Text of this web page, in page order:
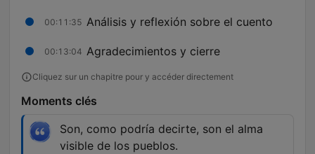
00:11:35 Análisis y reflexión sobre el cuento
00:13:04 Agradecimientos y cierre
Cliquez sur un chapitre pour y accéder directement
Moments clés
Son, como podría decirte, son el alma
visible de los pueblos.